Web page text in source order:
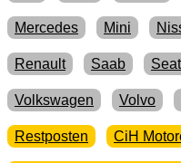
Mercedes Mini
Renault Saab Seat
Volkswagen Volvo
Restposten CiH